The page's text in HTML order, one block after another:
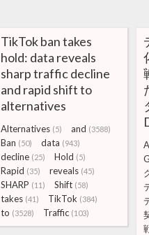
TikTok ban takes
hold: data reveals
sharp traffic decline
and rapid shift to
alternatives
Alternatives (5) and (3588)
Ban (50) data (943)
decline (25) Hold (5)
Rapid (35) reveals (45)
SHARP (11) Shift (58)
takes (41) TikTok (384)
to (3528) Traffic (103)